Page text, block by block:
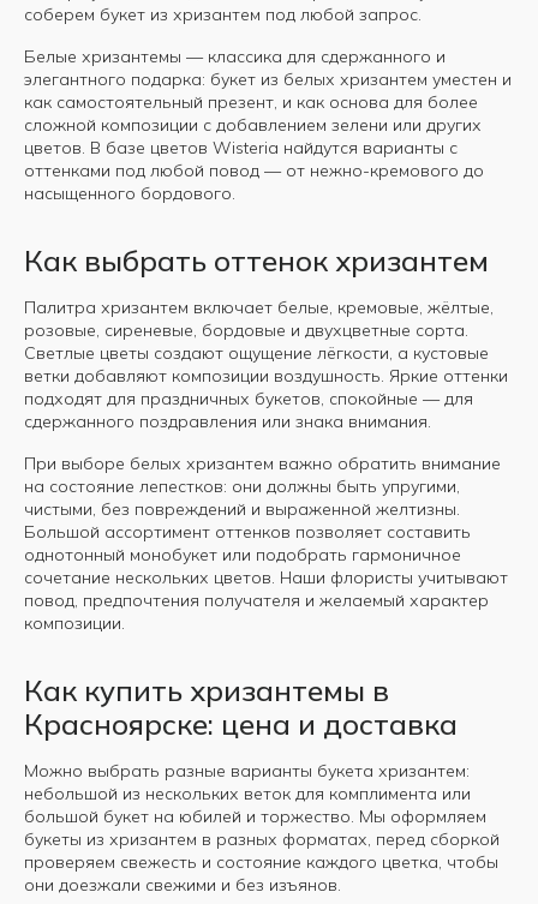
соберем букет из хризантем под любой запрос.
Белые хризантемы — классика для сдержанного и
элегантного подарка: букет из белых хризантем уместен и
как самостоятельный презент, и как основа для более
сложной композиции с добавлением зелени или других
цветов. В базе цветов Wisteria найдутся варианты с
оттенками под любой повод — от нежно-кремового до
насыщенного бордового.
Как выбрать оттенок хризантем
Палитра хризантем включает белые, кремовые, жёлтые,
розовые, сиреневые, бордовые и двухцветные сорта.
Светлые цветы создают ощущение лёгкости, а кустовые
ветки добавляют композиции воздушность. Яркие оттенки
подходят для праздничных букетов, спокойные — для
сдержанного поздравления или знака внимания.
При выборе белых хризантем важно обратить внимание
на состояние лепестков: они должны быть упругими,
чистыми, без повреждений и выраженной желтизны.
Большой ассортимент оттенков позволяет составить
однотонный монобукет или подобрать гармоничное
сочетание нескольких цветов. Наши флористы учитывают
повод, предпочтения получателя и желаемый характер
композиции.
Как купить хризантемы в
Красноярске: цена и доставка
Можно выбрать разные варианты букета хризантем:
небольшой из нескольких веток для комплимента или
большой букет на юбилей и торжество. Мы оформляем
букеты из хризантем в разных форматах, перед сборкой
проверяем свежесть и состояние каждого цветка, чтобы
они доезжали свежими и без изъянов.
Авиаторов 21
Робеспьера, 20